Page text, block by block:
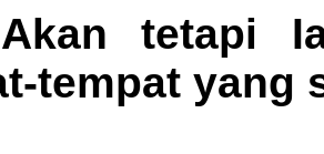
tetapi
tempat yang